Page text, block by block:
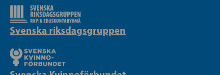
Svenska riksdagsgruppen